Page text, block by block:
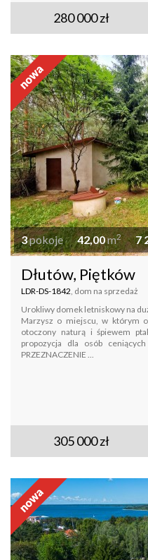
280 000 zł
3pokoje 42,00m2 7
Dłutów, Piętków
LDR-DS-1842, dom na sprzedaż
Urokliwy domek letniskowy na
Marzysz o miejscu, w którym
otoczony naturą i śpiewem
propozycja dla osób
PRZEZNACZENIE ...
305 000 zł